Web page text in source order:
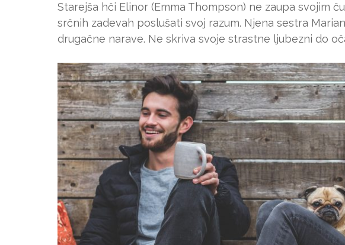
Starejša hči Elinor (Emma Thompson) ne zaupa svojim
srčnih zadevah poslušati svoj razum. Njena sestra
drugačne narave. Ne skriva svoje strastne ljubezni do